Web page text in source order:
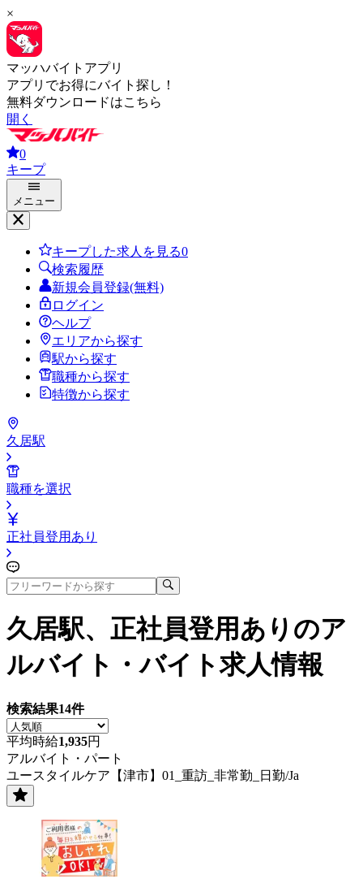
×
マッハバイトアプリ
アプリでお得にバイト探し！
無料ダウンロードはこちら
開く
0
キープ
メニュー
キープした求人を見る0
検索履歴
新規会員登録(無料)
ログイン
ヘルプ
エリアから探す
駅から探す
職種から探す
特徴から探す
久居駅
職種を選択
正社員登用あり
久居駅、正社員登用あり のア
ルバイト・バイト求人情報
検索結果14件
平均時給1,935円
アルバイト・パート
ユースタイルケア【津市】01_重訪_非常勤_日勤/Ja